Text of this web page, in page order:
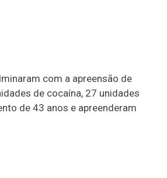
com a apreensão de
de cocaína, 27 unidades
de 43 anos e apreenderam